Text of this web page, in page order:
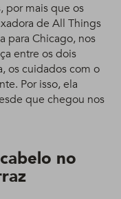
por mais que os
de All Things
para Chicago, nos
entre os dois
os cuidados com o
Por isso, ela
que chegou nos
no